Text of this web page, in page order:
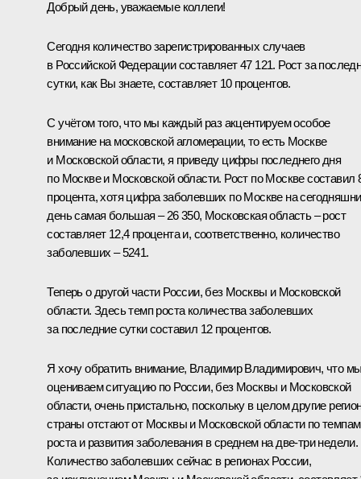
Добрый день, уважаемые коллеги!
Сегодня количество зарегистрированных случаев
в Российской Федерации составляет 47 121. Рост за
сутки, как Вы знаете, составляет 10 процентов.
С учётом того, что мы каждый раз акцентируем особое
внимание на московской агломерации, то есть Москве
и Московской области, я приведу цифры последнего дня
по Москве и Московской области. Рост по Москве составил
процента, хотя цифра заболевших по Москве на
день самая большая – 26 350, Московская область – рост
составляет 12,4 процента и, соответственно, количество
заболевших – 5241.
Теперь о другой части России, без Москвы и Московской
области. Здесь темп роста количества заболевших
за последние сутки составил 12 процентов.
Я хочу обратить внимание, Владимир Владимирович, что
оцениваем ситуацию по России, без Москвы и Московской
области, очень пристально, поскольку в целом другие
страны отстают от Москвы и Московской области по темпам
роста и развития заболевания в среднем на две-три недели.
Количество заболевших сейчас в регионах России,